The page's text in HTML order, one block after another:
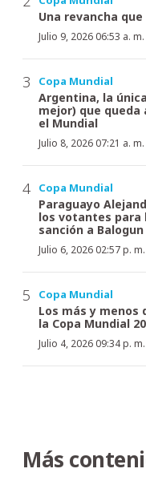
Una revancha
Julio 9, 2026 06:53 a. m.
Copa Mundial
Argentina, la
mejor) que queda
el Mundial
Julio 8, 2026 07:21 a. m.
Copa Mundial
Paraguayo
los votantes para
sanción a Balogun
Julio 6, 2026 02:57 p. m.
Copa Mundial
Los más y menos
la Copa Mundial
Julio 4, 2026 09:34 p. m.
Más